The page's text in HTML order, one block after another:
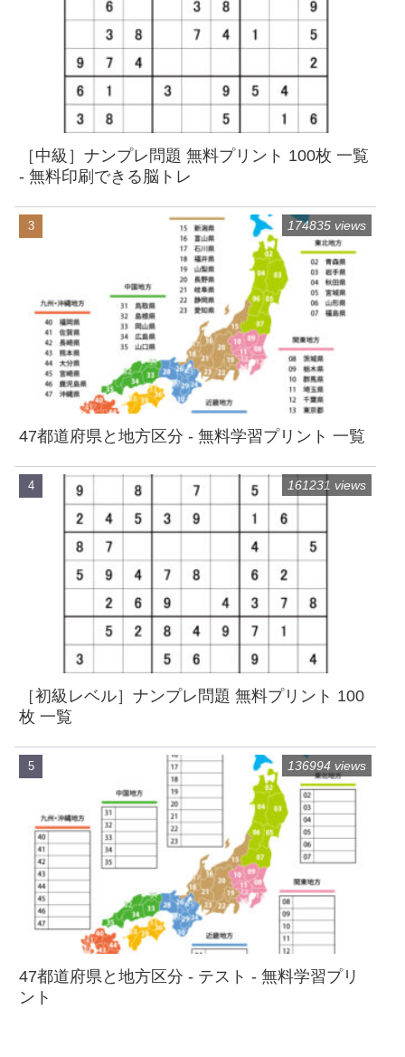
［中級］ナンプレ問題 無料プリント 100枚 一覧
- 無料印刷できる脳トレ
47都道府県と地方区分 - 無料学習プリント 一覧
174835 views
［初級レベル］ナンプレ問題 無料プリント 100
枚 一覧
161231 views
47都道府県と地方区分 - テスト - 無料学習プリ
ント
136994 views